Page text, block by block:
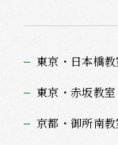
東京・日本橋教
東京・赤坂教室
京都・御所南教